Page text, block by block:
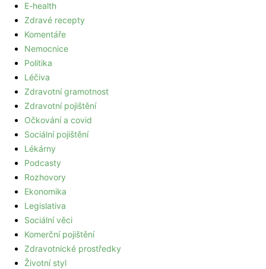
E-health
Zdravé recepty
Komentáře
Nemocnice
Politika
Léčiva
Zdravotní gramotnost
Zdravotní pojištění
Očkování a covid
Sociální pojištění
Lékárny
Podcasty
Rozhovory
Ekonomika
Legislativa
Sociální věci
Komerční pojištění
Zdravotnické prostředky
Životní styl